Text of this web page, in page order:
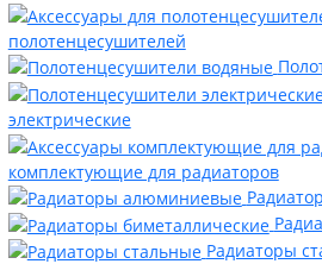
полотенцесушителей
электрические
комплектующие для радиаторов
Радиаторы